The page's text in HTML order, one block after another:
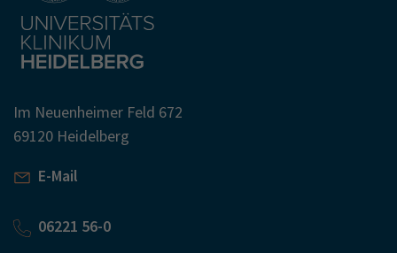
Im Neuenheimer Feld 672
69120 Heidelberg
E-Mail
06221 56-0